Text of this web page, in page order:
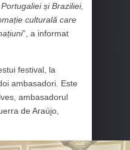
și Braziliei,
culturală care
”, a informat
festival, la
ambasadori. Este
ambasadorul
de Araújo,